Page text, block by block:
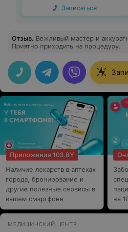
Записаться
Отзыв. Вежливый мастер и
Приятно приходить на процедуру.
Приложение 103.BY
Наличие лекарств в аптеках
города, бронирование и
другие полезные сервисы в
вашем смартфоне
на
МЕДИЦИНСКИЙ ЦЕНТР